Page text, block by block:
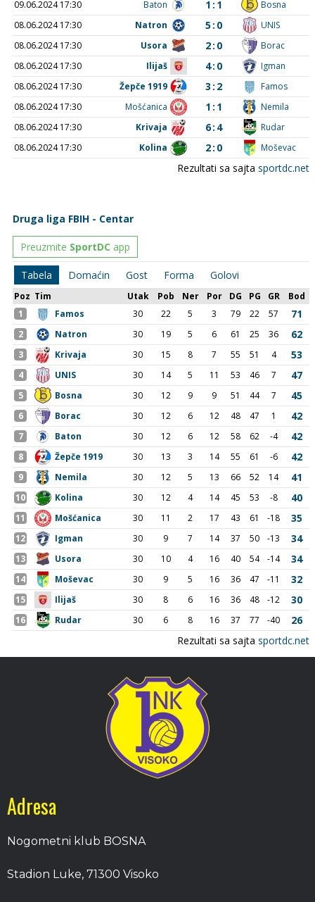
Adresa
Nogometni klub BOSNA
Stadion Luke, 71300 Visoko